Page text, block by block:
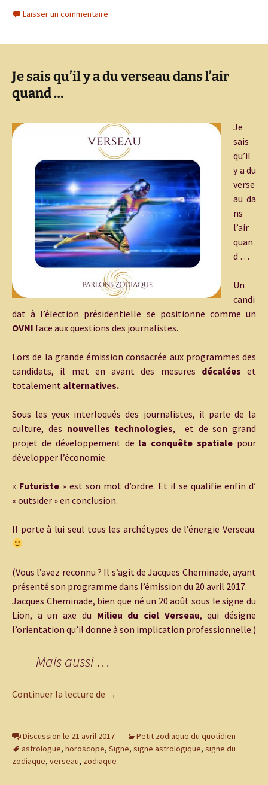
Laisser un commentaire
Je sais qu’il y a du verseau dans l’air
quand …
Je
sais
qu’il
y a du
verse
au da
ns
l’air
quan
d …
Un
candi
dat à l’élection présidentielle se positionne comme un
OVNI face aux questions des journalistes.
Lors de la grande émission consacrée aux programmes des
candidats, il met en avant des mesures décalées et
totalement alternatives.
Sous les yeux interloqués des journalistes, il parle de la
culture, des nouvelles technologies, et de son grand
projet de développement de la conquête spatiale pour
développer l’économie.
« Futuriste » est son mot d’ordre. Et il se qualifie enfin d’
« outsider » en conclusion.
Il porte à lui seul tous les archétypes de l’énergie Verseau.
(Vous l’avez reconnu ? Il s’agit de Jacques Cheminade, ayant
présenté son programme dans l’émission du 20 avril 2017.
Jacques Cheminade, bien que né un 20 août sous le signe du
Lion, a un axe du Milieu du ciel Verseau, qui désigne
l’orientation qu’il donne à son implication professionnelle.)
Mais aussi …
Continuer la lecture de Je sais qu’il y a du verseau dans l’air
→
Discussion le 21 avril 2017
Petit zodiaque du quotidien
astrologue, horoscope, Signe, signe astrologique, signe du
zodiaque, verseau, zodiaque